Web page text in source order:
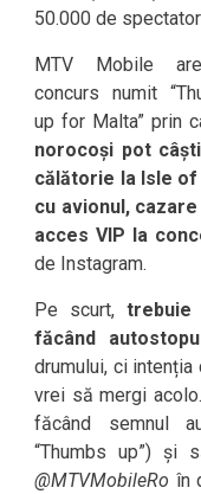
50.000 de
MTV Mobile
concurs numit
up for Malta” prin
norocoși pot
călătorie la Isle of
cu avionul,
acces VIP la
de Instagram.
Pe scurt,
făcând
drumului, ci
vrei să mergi
făcând semnul
“Thumbs up”) și
@MTVMobileRo în